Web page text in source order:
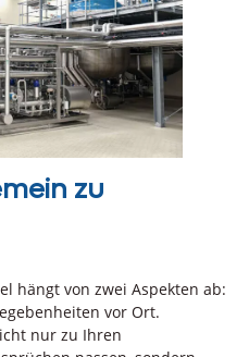
zu
hängt von zwei Aspekten ab:
vor Ort.
nur zu Ihren